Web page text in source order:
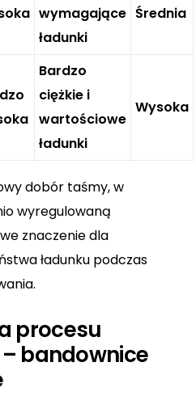
wymagające
ładunki
Średnia
Bardzo
ciężkie i
wartościowe
ładunki
Wysoka
dobór taśmy, w
wyregulowaną
znaczenie dla
ładunku podczas
procesu
bandownice